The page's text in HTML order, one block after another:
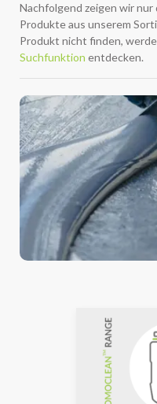
Nachfolgend zeigen wir
Produkte aus unserem
Produkt nicht finden,
Suchfunktion entdecken.